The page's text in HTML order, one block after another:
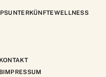
UNTERKÜNFTEWELLNESS
IMPRESSUM